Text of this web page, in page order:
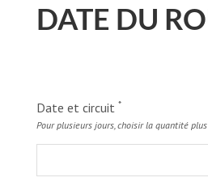
DATE DU
Date et circuit *
Pour plusieurs jours, choisir la quantité